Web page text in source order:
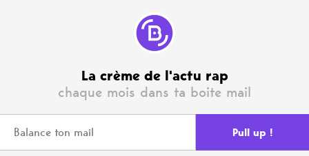
La crème de l'actu rap
chaque mois dans ta boite mail